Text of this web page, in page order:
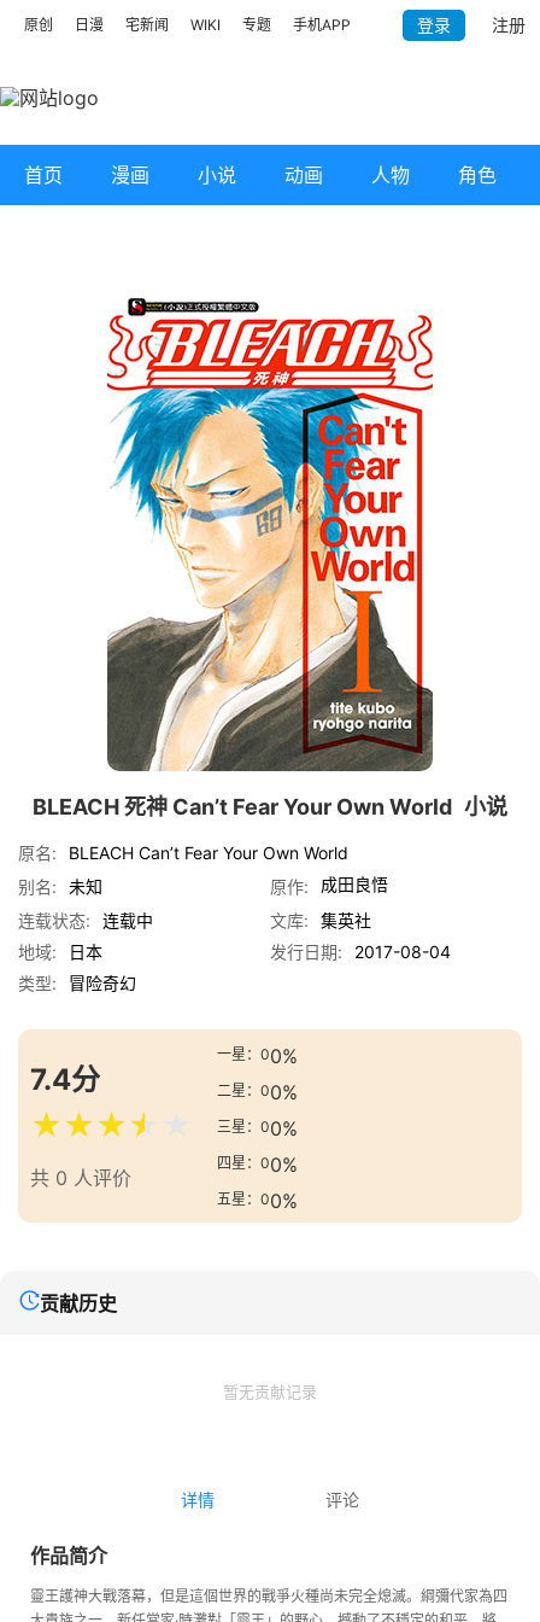
原创 日漫 宅新闻 WIKI 专题 手机APP 登录 注册
首页 漫画 小说 动画 人物 角色
BLEACH 死神 Can’t Fear Your Own World 小说
原名:
BLEACH Can’t Fear Your Own World
别名:
未知 原作:
成田良悟
连载状态:
连载中 文库:
集英社
地域:
日本 发行日期:
2017-08-04
类型:
冒险奇幻
7.4分
★★★★
共 0 人评价
一星：00%
二星：00%
三星：00%
四星：00%
五星：00%
贡献历史
暂无贡献记录
详情 评论
作品简介
靈王護神大戰落幕，但是這個世界的戰爭火種尚未完全熄滅。綱彌代家為四